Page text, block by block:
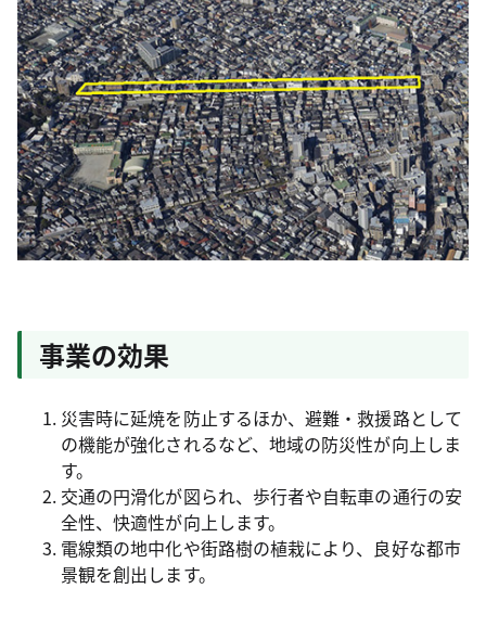
事業の効果
災害時に延焼を防止するほか、避難・救援路として
の機能が強化されるなど、地域の防災性が向上しま
す。
交通の円滑化が図られ、歩行者や自転車の通行の安
全性、快適性が向上します。
電線類の地中化や街路樹の植栽により、良好な都市
景観を創出します。